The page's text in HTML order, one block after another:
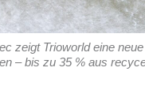
zeigt Trioworld eine
– bis zu 35 % aus